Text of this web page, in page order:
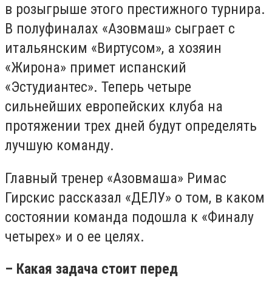
в розыгрыше этого престижного турнира.
В полуфиналах «Азовмаш» сыграет с
итальянским «Виртусом», а хозяин
«Жирона» примет испанский
«Эстудиантес». Теперь четыре
сильнейших европейских клуба на
протяжении трех дней будут определять
лучшую команду.
Главный тренер «Азовмаша» Римас
Гирскис рассказал «ДЕЛУ» о том, в каком
состоянии команда подошла к «Финалу
четырех» и о ее целях.
– Какая задача стоит перед